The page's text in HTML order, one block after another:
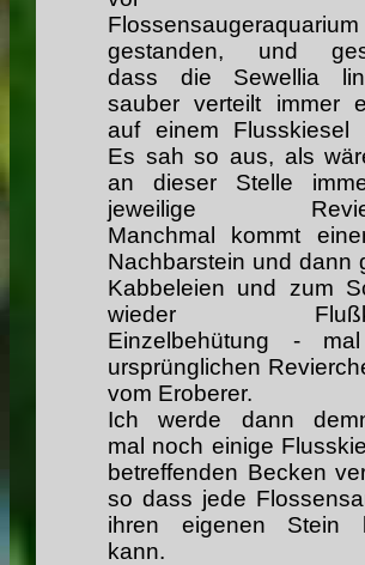
Flossensaugeraquarium
gestanden, und
dass die Sewellia
sauber verteilt immer
auf einem Flusskiesel
Es sah so aus, als
an dieser Stelle
jeweilige
Manchmal kommt
Nachbarstein und dann
Kabbeleien und zum
wieder
Einzelbehütung -
ursprünglichen
vom Eroberer.
Ich werde dann
mal noch einige
betreffenden Becken
so dass jede
ihren eigenen Stein
kann.